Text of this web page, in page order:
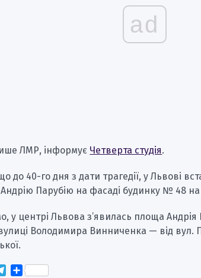
ad
ЛМР, інформує Четверта студія.
до 40-го дня з дати трагедії, у Львові
Парубію на фасаді будинку № 48
у центрі Львова з’явилась площа
Володимира Винниченка — від вул.
Telegram
Поділитися